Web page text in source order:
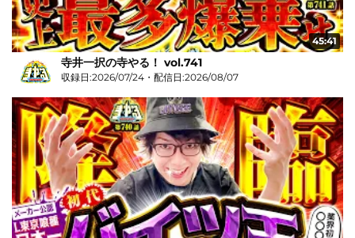
45:41
寺井一択の寺やる！ vol.741
収録日:2026/07/24・配信日:2026/08/07